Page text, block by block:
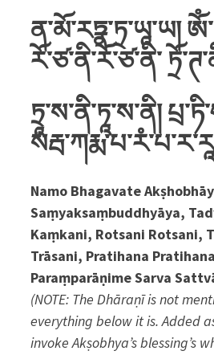
ན་མོ་རཏྣ་ཏྲ་ཡཱ་ཡ།
རོ་ཙ་ནི་རོ་ཙ་ནི་
ཏྲཱ་ས་ནི་ཏཱ་ས་ནི།
Namo Bhagavate
Saṃyaksaṃbuddhyāya,
Kaṃkani, Rotsani Rotsani,
Trāsani, Pratihana
Paraṃparāṇime Sarva
(NOTE: TheDhāraṇīis not
everything below it is. Added
invokeAkṣobhya’s blessing’s